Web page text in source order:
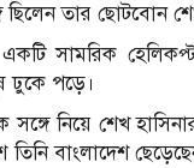
ছিলেন তার ছোটবোন
সামরিক
ঢুকে পড়ে।
নিয়ে শেখ
তিনি বাংলাদেশ